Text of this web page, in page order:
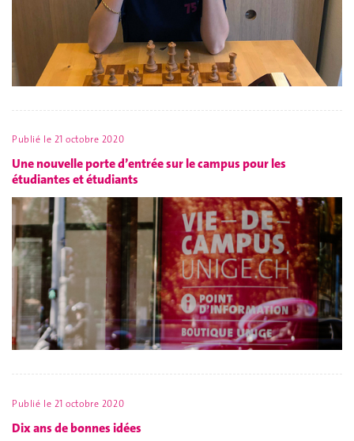
Publié le 21 octobre 2020
Une nouvelle porte d’entrée sur le campus pour les
étudiantes et étudiants
Publié le 21 octobre 2020
Dix ans de bonnes idées